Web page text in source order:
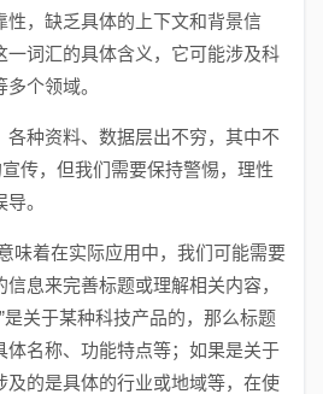
性，缺乏具体的上下文和背景信
一词汇的具体含义，它可能涉及科
个领域。
各种资料、数据层出不穷，其中不
传，但我们需要保持警惕，理性
。
味着在实际应用中，我们可能需要
息来完善标题或理解相关内容，
是关于某种科技产品的，那么标题
体名称、功能特点等；如果是关于
及的是具体的行业或地域等，在使